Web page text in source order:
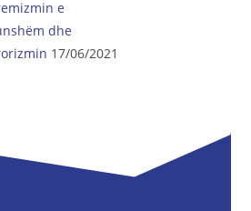
e
dhe
17/06/2021